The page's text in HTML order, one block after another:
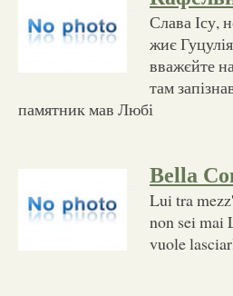
Слава Ісу,
жиє
вважєйте
там
памятник мав Любі
Bella
Lui tra
non sei mai
vuole